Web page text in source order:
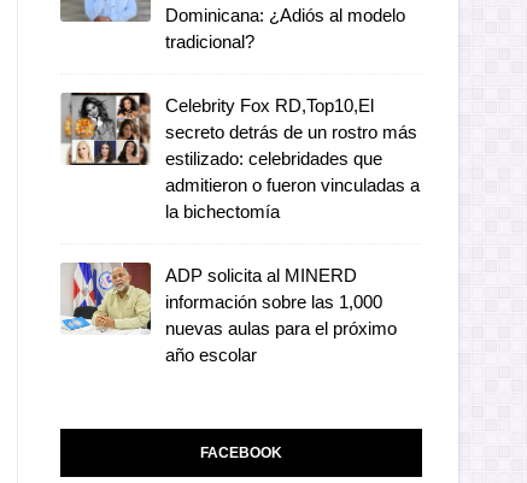
Dominicana: ¿Adiós al modelo
tradicional?
Celebrity Fox RD,Top10,El
secreto detrás de un rostro más
estilizado: celebridades que
admitieron o fueron vinculadas a
la bichectomía
ADP solicita al MINERD
información sobre las 1,000
nuevas aulas para el próximo
año escolar
FACEBOOK